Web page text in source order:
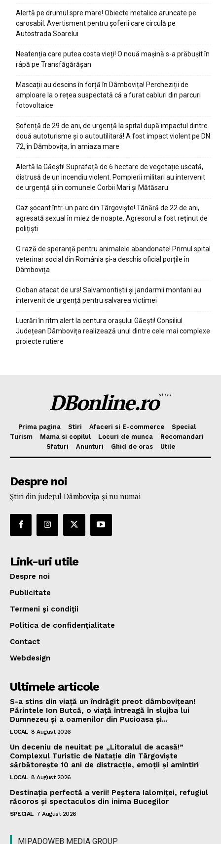
Alertă pe drumul spre mare! Obiecte metalice aruncate pe
carosabil. Avertisment pentru șoferii care circulă pe
Autostrada Soarelui
Neatenția care putea costa vieți! O nouă mașină s-a prăbușit în
râpă pe Transfăgărășan
Mascații au descins în forță în Dâmbovița! Percheziții de
amploare la o rețea suspectată că a furat cabluri din parcuri
fotovoltaice
Șoferiță de 29 de ani, de urgență la spital după impactul dintre
două autoturisme și o autoutilitară! A fost impact violent pe DN
72, în Dâmbovița, în amiaza mare
Alertă la Găești! Suprafață de 6 hectare de vegetație uscată,
distrusă de un incendiu violent. Pompierii militari au intervenit
de urgență și în comunele Corbii Mari și Mătăsaru
Caz șocant într-un parc din Târgoviște! Tânără de 22 de ani,
agresată sexual în miez de noapte. Agresorul a fost reținut de
polițiști
O rază de speranță pentru animalele abandonate! Primul spital
veterinar social din România și-a deschis oficial porțile în
Dâmbovița
Cioban atacat de urs! Salvamontiștii și jandarmii montani au
intervenit de urgență pentru salvarea victimei
Lucrări în ritm alert la centura orașului Găești! Consiliul
Județean Dâmbovița realizează unul dintre cele mai complexe
proiecte rutiere
DBonline.rostiri
Prima pagina Stiri Afaceri si E-commerce
Special
Turism
Mama si copilul Locuri de munca
Recomandari
Sfaturi
Anunturi Ghid de oras Utile
Despre noi
Ştiri din judeţul Dâmboviţa şi nu numai
Link-uri utile
Despre noi
Publicitate
Termeni şi condiţii
Politica de confidenţialitate
Contact
Webdesign
Ultimele articole
S-a stins din viață un îndrăgit preot dâmbovițean!
Părintele Ion Butcă, o viață întreagă în slujba lui
Dumnezeu și a oamenilor din Pucioasa și...
LOCAL 8 August 2026
Un deceniu de neuitat pe „Litoralul de acasă!”
Complexul Turistic de Natație din Târgoviște
sărbătorește 10 ani de distracție, emoții și amintiri
LOCAL 8 August 2026
Destinația perfectă a verii! Peștera Ialomiței, refugiul
răcoros și spectaculos din inima Bucegilor
SPECIAL 7 August 2026
MIPADOWEB MEDIA GROUP